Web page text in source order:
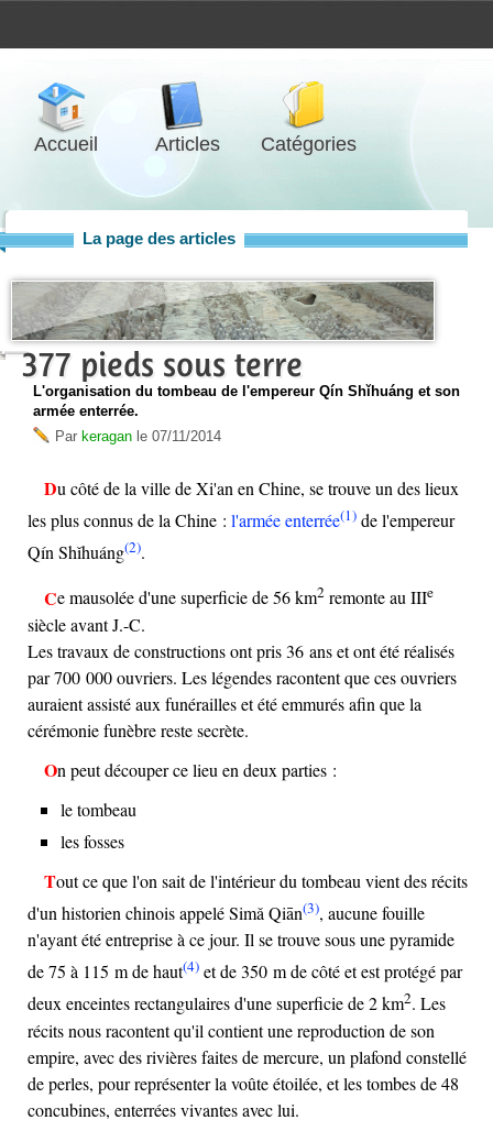
Accueil Articles Catégories
La page des articles
377 pieds sous terre
L'organisation du tombeau de l'empereur Qín Shǐhuáng et son
armée enterrée.
Par keragan le 07/11/2014
Du côté de la ville de Xi'an en Chine, se trouve un des lieux
les plus connus de la Chine : l'armée enterrée(1) de l'empereur
Qín Shǐhuáng(2).
Ce mausolée d'une superficie de 56 km2 remonte auIIIe
siècle avant J.-C.
Les travaux de constructions ont pris 36 ans et ont été réalisés
par 700 000 ouvriers. Les légendes racontent que ces ouvriers
auraient assisté aux funérailles et été emmurés afin que la
cérémonie funèbre reste secrète.
On peut découper ce lieu en deux parties :
le tombeau
les fosses
Tout ce que l'on sait de l'intérieur du tombeau vient des récits
d'un historien chinois appelé Simǎ Qiān(3), aucune fouille
n'ayant été entreprise à ce jour. Il se trouve sous une pyramide
de 75 à 115 m de haut(4) et de 350 m de côté et est protégé par
deux enceintes rectangulaires d'une superficie de 2 km2. Les
récits nous racontent qu'il contient une reproduction de son
empire, avec des rivières faites de mercure, un plafond constellé
de perles, pour représenter la voûte étoilée, et les tombes de 48
concubines, enterrées vivantes avec lui.